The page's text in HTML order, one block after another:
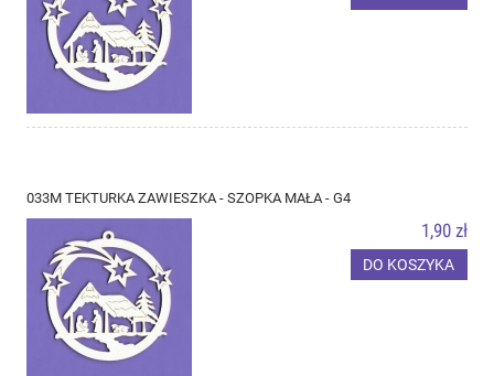
033M TEKTURKA ZAWIESZKA - SZOPKA MAŁA - G4
1,90 zł
DO KOSZYKA